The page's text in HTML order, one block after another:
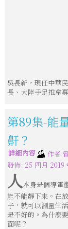
吳長新，現任中華
長、大陸手足推拿
第89集-能
鼾？
詳細內容 作者
發佈: 25 四月 2019
人本身是個導電
能不能靜下來。在
子，就可以測量生
是不好的。為什麼
面呢？